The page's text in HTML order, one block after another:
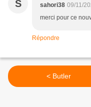
S sahori38 09/11/
merci pour ce
Répondre
< Butler